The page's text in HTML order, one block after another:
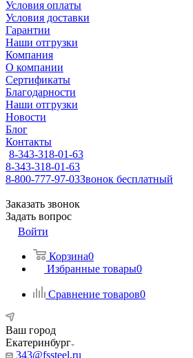
Условия оплаты
Условия доставки
Гарантии
Наши отгрузки
Компания
О компании
Сертификаты
Благодарности
Наши отгрузки
Новости
Блог
Контакты
8-343-318-01-63
8-343-318-01-63
8-800-777-97-03Звонок бесплатный
Заказать звонок
Задать вопрос
Войти
Корзина0
Избранные товары0
Сравнение товаров0
Ваш город
Екатеринбург
343@fssteel.ru